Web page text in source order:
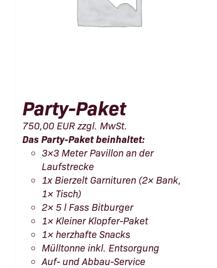
Party-Paket
750,00 EURzzgl. MwSt.
Das Party-Paket beinhaltet:
3×3 Meter Pavillon an der
Laufstrecke
1x Bierzelt Garnituren (2× Bank,
1× Tisch)
2× 5 l Fass Bitburger
1× Kleiner Klopfer-Paket
1× herzhafte Snacks
Mülltonne inkl. Entsorgung
Auf- und Abbau-Service